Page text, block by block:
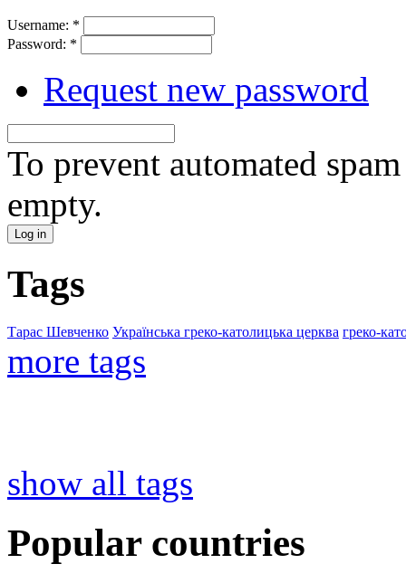
Username: *
Password: *
Request new password
To prevent automated
empty.
Tags
Тарас Шевченко Українська греко-католицька церква греко-
more tags
show all tags
Popular countries